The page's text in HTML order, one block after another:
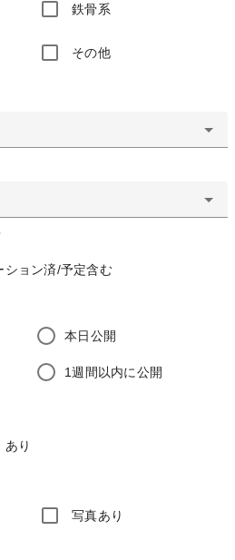
鉄骨系
その他
ション済/予定含む
本日公開
1週間以内に公開
あり
写真あり